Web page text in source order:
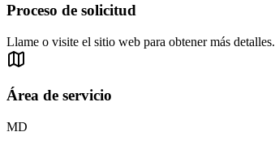
Proceso de solicitud
Llame o visite el sitio web para obtener más detalles.
Área de servicio
MD